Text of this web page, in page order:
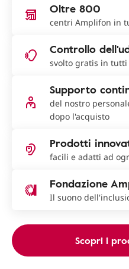
Oltre 800
centri Amplifon in
Controllo
svolto gratis in
Supporto
del nostro
dopo l'acquisto
Prodotti
facili e adatti ad
Fondazione
Il suono
Scopri i